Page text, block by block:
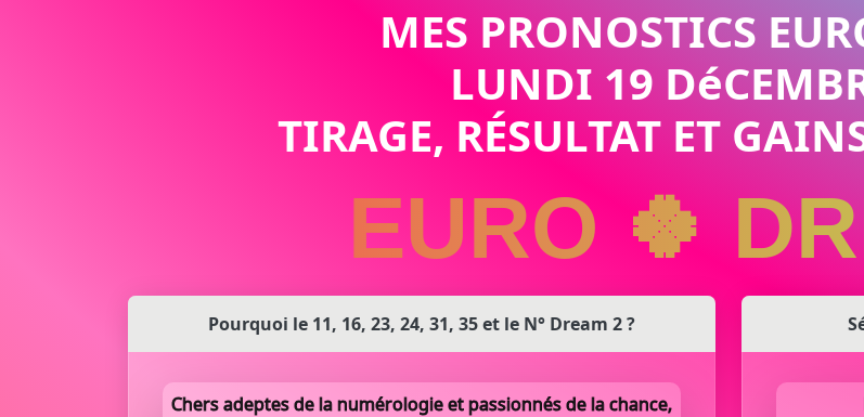
MES PRONOSTICS
LUNDI 19
TIRAGE, RÉSULTAT ET
EURO 🍀
Pourquoi le 11, 16, 23, 24, 31, 35 et le N° Dream 2 ?
Chers adeptes de la numérologie et passionnés de la chance,